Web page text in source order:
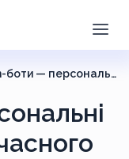
Gem-боти — персональні ШІ-асистенти сучасного вчителя